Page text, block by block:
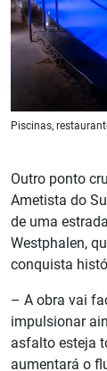
Piscinas,
Outro ponto
Ametista do
de uma
Westphalen,
conquista
– A obra vai
impulsionar
asfalto esteja
aumentará o